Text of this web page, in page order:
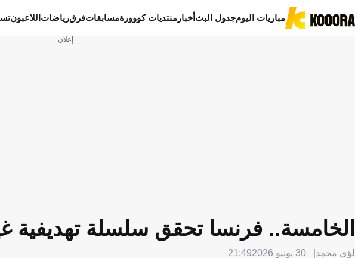
مباريات اليومجدول البثأخبار منتديات كووورةمسابقاتفرقرياضات اللاعبون
إعلان
الخامسة.. فرنسا تحقق سلسلة تهديفية
لؤي محمد 30 يونيو 2026 21:49